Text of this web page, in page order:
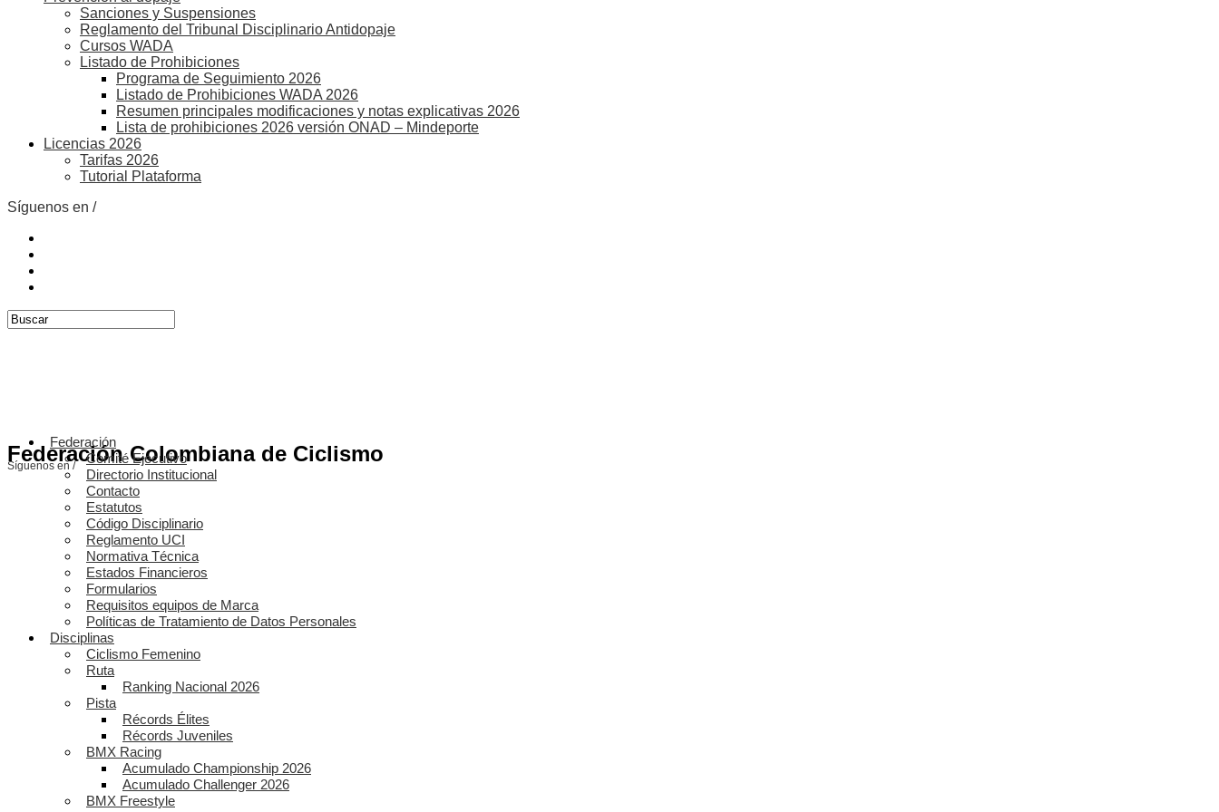
Sanciones y Suspensiones
Reglamento del Tribunal Disciplinario Antidopaje
Cursos WADA
Listado de Prohibiciones
Programa de Seguimiento 2026
Listado de Prohibiciones WADA 2026
Resumen principales modificaciones y notas explicativas 2026
Lista de prohibiciones 2026 versión ONAD – Mindeporte
Licencias 2026
Tarifas 2026
Tutorial Plataforma
Síguenos en /
Federación Colombiana de Ciclismo
Síguenos en /
Federación
Comité Ejecutivo
Directorio Institucional
Contacto
Estatutos
Código Disciplinario
Reglamento UCI
Normativa Técnica
Estados Financieros
Formularios
Requisitos equipos de Marca
Políticas de Tratamiento de Datos Personales
Disciplinas
Ciclismo Femenino
Ruta
Ranking Nacional 2026
Pista
Récords Élites
Récords Juveniles
BMX Racing
Acumulado Championship 2026
Acumulado Challenger 2026
BMX Freestyle